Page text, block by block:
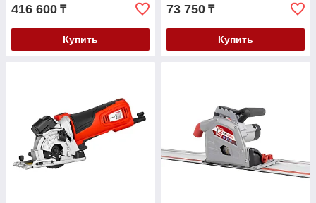
416 600 ₸
Купить
73 750 ₸
Купить